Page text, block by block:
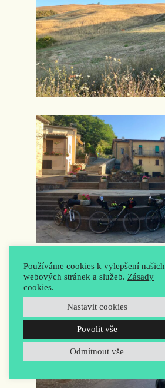
Používáme cookies k vylepšení našich
webových stránek a služeb. Zásady
cookies.
Nastavit cookies
Povolit vše
Odmítnout vše